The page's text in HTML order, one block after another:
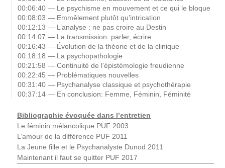
00:06:40 — Le psychisme en mouvement et ce qui le bloque
00:08:03 — Emmêlement plutôt qu’intrication
00:12:13 — L’analyse : ne pas croire au Destin
00:14:07 — La transmission: parler, écrire…
00:16:43 — Évolution de la théorie et de la clinique
00:18:18 — La psychopathologie
00:21:58 — Continuité de l’épistémologie freudienne
00:22:45 — Problématiques nouvelles
00:31:40 — Psychanalyse classique et psychothérapie
00:37:14 — En conclusion: Femme, Féminin, Féminité
Bibliographie évoquée dans l’entretien
Le féminin mélancolique PUF 2003
L’amour de la différence PUF 2011
La Jeune fille et le Psychanalyste Dunod 2011
Maintenant il faut se quitter PUF 2017